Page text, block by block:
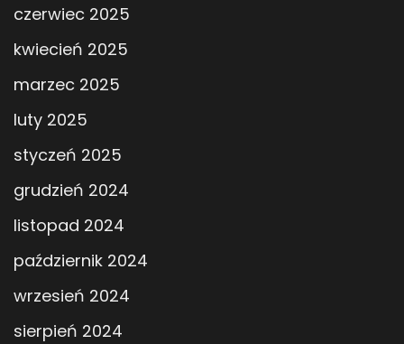
czerwiec 2025
kwiecień 2025
marzec 2025
luty 2025
styczeń 2025
grudzień 2024
listopad 2024
październik 2024
wrzesień 2024
sierpień 2024